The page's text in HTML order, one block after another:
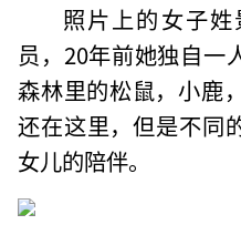
照片上的女子
员，20年前她独自一
森林里的松鼠，小鹿
还在这里，但是不同
女儿的陪伴。